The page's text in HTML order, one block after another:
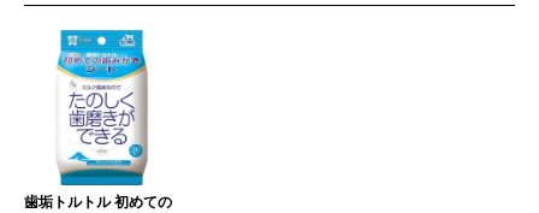
歯垢トルトル 初めての